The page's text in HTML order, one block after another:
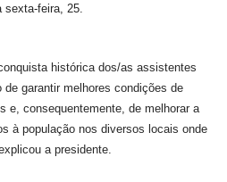
feira, 25.
histórica dos/as assistentes
garantir melhores condições de
e, consequentemente, de melhorar a
à população nos diversos locais onde
a presidente.